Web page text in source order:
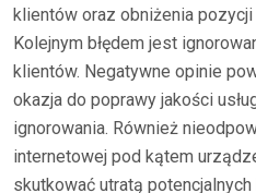
klientów oraz obniżenia
Kolejnym błędem jest
klientów. Negatywne opinie
okazja do poprawy jakości
ignorowania. Również
internetowej pod kątem
skutkować utratą